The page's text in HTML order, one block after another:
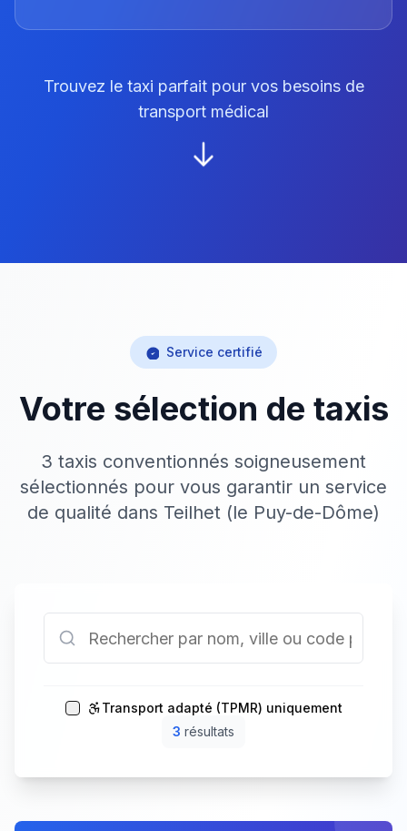
Trouvez le taxi parfait pour vos besoins de
transport médical
Service certifié
Votre sélection de taxis
3 taxis conventionnés soigneusement
sélectionnés pour vous garantir un service
de qualité dans Teilhet (le Puy-de-Dôme)
Transport adapté (TPMR) uniquement
3 résultats